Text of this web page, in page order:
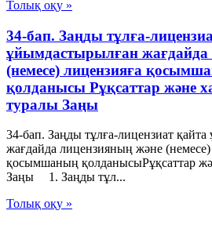
Толық оқу »
34-бап. Заңды тұлға-
ұйымдастырылған жағдайда
(немесе) лицензияға
қолданысы Рұқсаттар және
туралы Заңы
34-бап. Заңды тұлға-лицензиат
жағдайда лицензияның және (немесе)
қосымшаның қолданысыРұқсаттар
Заңы 1. Заңды тұл...
Толық оқу »